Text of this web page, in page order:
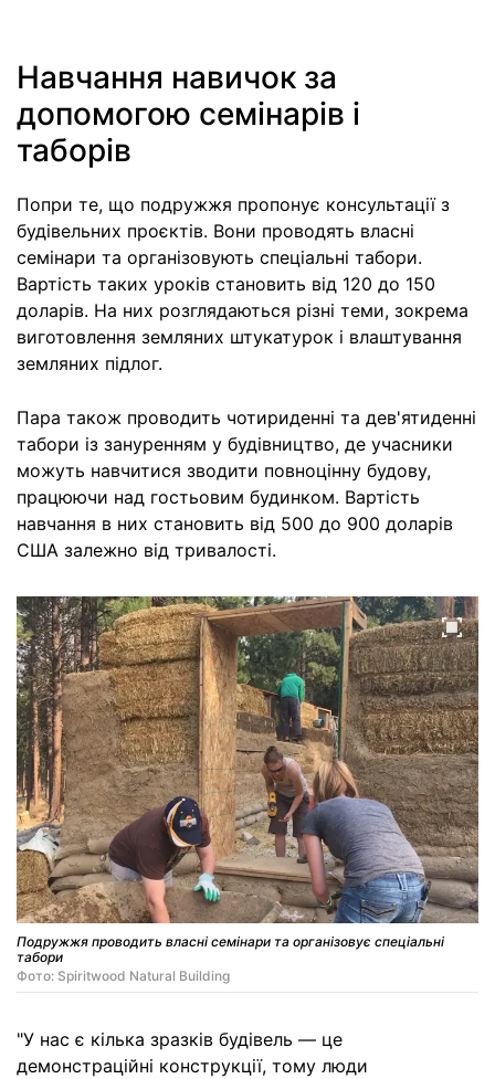
Навчання навичок за
допомогою семінарів і
таборів
Попри те, що подружжя пропонує консультації з
будівельних проєктів. Вони проводять власні
семінари та організовують спеціальні табори.
Вартість таких уроків становить від 120 до 150
доларів. На них розглядаються різні теми, зокрема
виготовлення земляних штукатурок і влаштування
земляних підлог.
Пара також проводить чотириденні та дев'ятиденні
табори із зануренням у будівництво, де учасники
можуть навчитися зводити повноцінну будову,
працюючи над гостьовим будинком. Вартість
навчання в них становить від 500 до 900 доларів
США залежно від тривалості.
Подружжя проводить власні семінари та організовує спеціальні
табори
Фото: Spiritwood Natural Building
"У нас є кілька зразків будівель — це
демонстраційні конструкції, тому люди